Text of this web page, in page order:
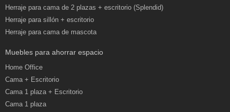
Herraje para cama de 2 plazas + escritorio (Splendid)
Herraje para sillón + escritorio
Herraje para cama de mascota
Muebles para ahorrar espacio
Home Office
Cama + Escritorio
Cama 1 plaza + Escritorio
Cama 1 plaza